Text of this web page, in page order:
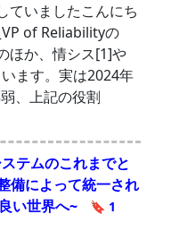
ていましたこんにち
of Reliabilityの
ほか、情シス[1]や
ます。実は2024年
、上記の役割
テムのこれまでと
備によって統一され
い世界へ~
🔖 1